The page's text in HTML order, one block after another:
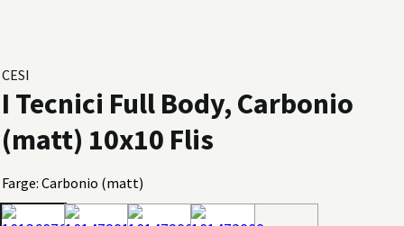
CESI
I Tecnici Full Body, Carbonio
(matt) 10x10 Flis
Farge: Carbonio (matt)